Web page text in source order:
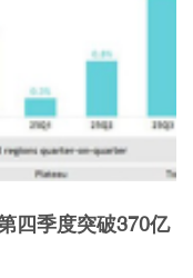
四季度突破370亿